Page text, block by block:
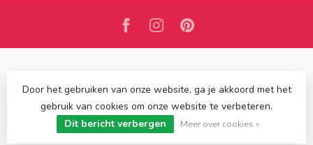
© Copyright 2026 Kasten van de Koning- Powered byLightspeed
-Lightspeed designby Dyvelopment
Door het gebruiken van onze website, ga je akkoord met het
gebruik van cookies om onze website te verbeteren.
Dit bericht verbergen
Meer over cookies »